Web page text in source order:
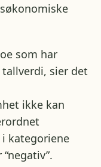
som har
sier det
ikke kan
kategoriene